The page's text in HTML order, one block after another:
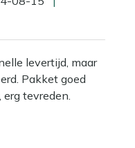
levertijd, maar
Pakket goed
tevreden.